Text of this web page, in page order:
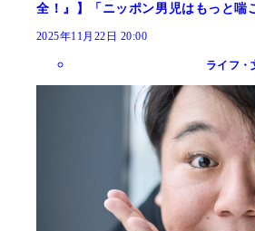
全！』】「ニッポン男児はもっと喘
2025年11月22日 20:00
ライフ・